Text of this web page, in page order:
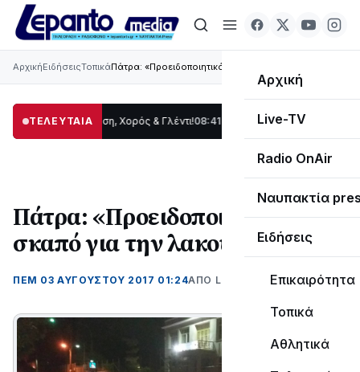
Αρχική
Live-TV
Radio OnAir
Ναυπακτία
Ειδήσεις
Επικαιρότητα
Τοπικά
Αθλητικά
ΑρχικήΕιδήσειςΤοπικάΠάτρα: «Προειδοποιητικό» σκαπό για την λακούβα!
ΤΕΛΕΥΤΑΙΑ
Παράδοση, Χορός & Γλέντι!08:41 ΤΟ ΠΑΡΤΥ ΣΥΝΕΧΙΖΕΤΑΙ…
Πάτρα: «Προειδοποιητικό»
σκαπό για την λακούβα!
ΠΕΜ 03 ΑΥΓΟΎΣΤΟΥ 2017 01:24ΑΠΌ LEPANTO RTV